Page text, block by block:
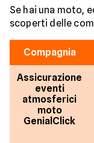
Se hai una moto,
scoperti delle
Compagnia
Assicurazione
eventi
atmosferici
moto
GenialClick